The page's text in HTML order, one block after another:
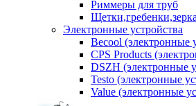
Риммеры для труб
Электронные устройства
Becool (электронные
CPS Products
DSZH (электронные
Testo (электронные
Value (электронные